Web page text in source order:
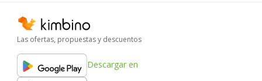
Las ofertas, propuestas y descuentos
Descargar en